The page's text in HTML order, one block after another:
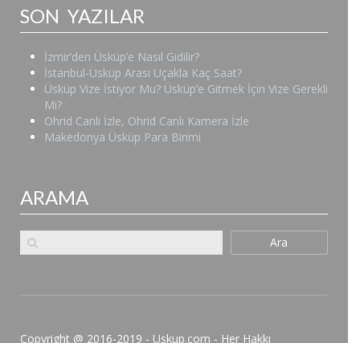
SON YAZILAR
İzmir’den Üsküp’e Nasıl Gidilir?
İstanbul-Üsküp Arası Uçakla Kaç Saat?
Üsküp Vize İstiyor Mu? Üsküp’e Gitmek İçin Vize Gerekli
Mi?
Ohrid Canlı İzle, Ohrid Canlı Kamera İzle
Makedonya Üsküp Para Birimi
ARAMA
Ara
Copyright @ 2016-2019 - Uskup.com - Her Hakkı